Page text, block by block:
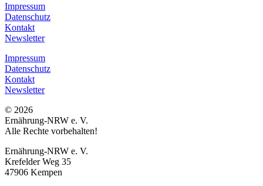
Impressum
Datenschutz
Kontakt
Newsletter
Impressum
Datenschutz
Kontakt
Newsletter
© 2026
Ernährung-NRW e. V.
Alle Rechte vorbehalten!
Ernährung-NRW e. V.
Krefelder Weg 35
47906 Kempen